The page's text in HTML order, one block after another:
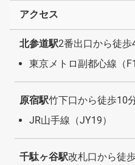
アクセス
北参道駅2番出口から徒歩
東京メトロ副都心線（
原宿駅竹下口から徒歩10
JR山手線（JY19）
千駄ヶ谷駅改札口から徒